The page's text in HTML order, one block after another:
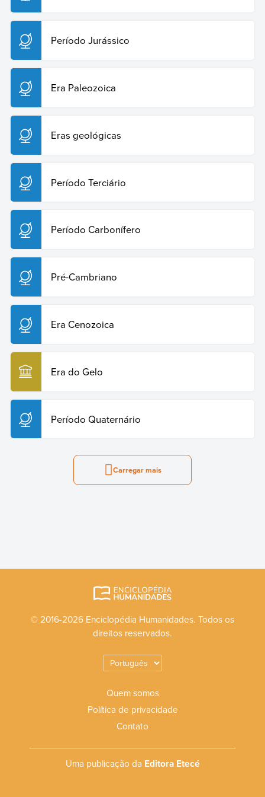
Período Jurássico
Era Paleozoica
Eras geológicas
Período Terciário
Período Carbonífero
Pré-Cambriano
Era Cenozoica
Era do Gelo
Período Quaternário
Carregar mais
© 2016-2026 Enciclopédia Humanidades. Todos os
direitos reservados.
Quem somos
Política de privacidade
Contato
Uma publicação da Editora Etecé